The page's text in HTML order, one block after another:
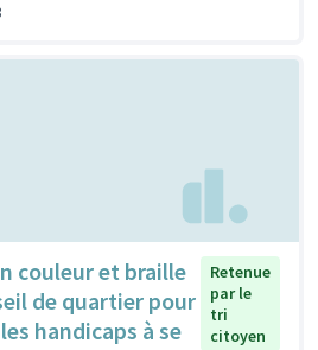
couleur et braille
de quartier pour
handicaps à se
Retenue
par le
tri
citoyen